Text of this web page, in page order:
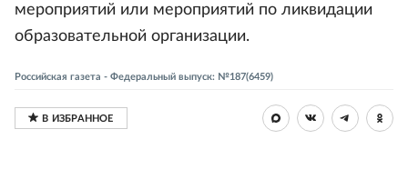
мероприятий или мероприятий по ликвидации
образовательной организации.
Российская газета - Федеральный выпуск: №187(6459)